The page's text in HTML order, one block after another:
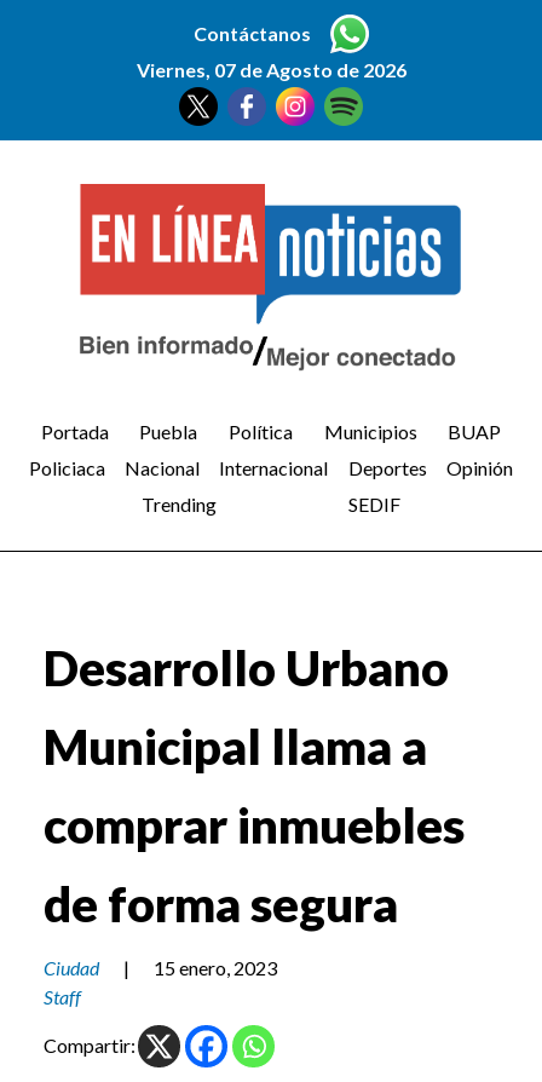
Contáctanos
Viernes, 07 de Agosto de 2026
Portada Puebla Política Municipios
BUAP
Policiaca
Nacional Internacional Deportes
Opinión
Trending
SEDIF
Desarrollo Urbano
Municipal llama a
comprar inmuebles
de forma segura
Ciudad |
15 enero, 2023
Staff
Compartir: